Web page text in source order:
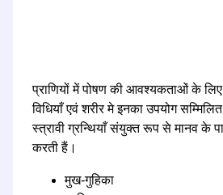
प्राणियों में पोषण की आवश्यकताओं के
विधियाँ एवं शरीर मे इनका उपयोग
स्त्रावी ग्रन्थियाँ संयुक्त रूप से मानव के
करती हैं।
मुख-गुहिका